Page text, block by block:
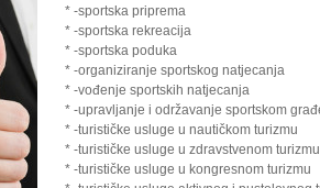
* -sportska priprema
* -sportska rekreacija
* -sportska poduka
* -organiziranje sportskog natjecanja
* -vođenje sportskih natjecanja
* -upravljanje i održavanje sportskom
* -turističke usluge u nautičkom turizmu
* -turističke usluge u zdravstvenom turizmu
* -turističke usluge u kongresnom turizmu